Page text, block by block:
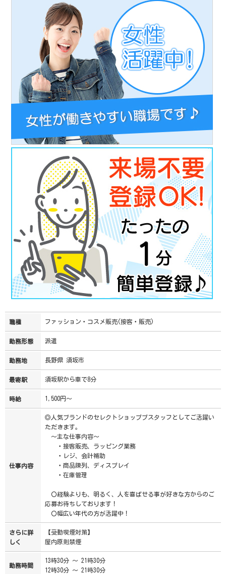
職種 ファッション・コスメ販売(接客・販売)
勤務形態 派遣
勤務地 長野県 須坂市
最寄駅 須坂駅から車で8分
時給 1,500円～
仕事内容
◎人気ブランドのセレクトショッププスタッフとしてご活躍い
ただきます。
～主な仕事内容～
・接客販売、ラッピング業務
・レジ、会計補助
・商品陳列、ディスプレイ
・在庫管理
〇経験よりも、明るく、人を喜ばせる事が好きな方からのご
応募お待ちしております！
〇幅広い年代の方が活躍中！
さらに詳
しく
【受動喫煙対策】
屋内原則禁煙
勤務時間
13時30分 ～ 21時30分
12時30分 ～ 21時30分